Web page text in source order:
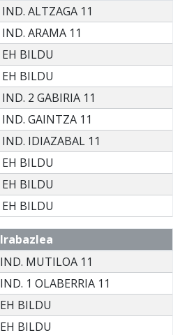
IND. ALTZAGA 11
IND. ARAMA 11
EH BILDU
EH BILDU
IND. 2 GABIRIA 11
IND. GAINTZA 11
IND. IDIAZABAL 11
EH BILDU
EH BILDU
EH BILDU
Irabazlea
IND. MUTILOA 11
IND. 1 OLABERRIA 11
EH BILDU
EH BILDU